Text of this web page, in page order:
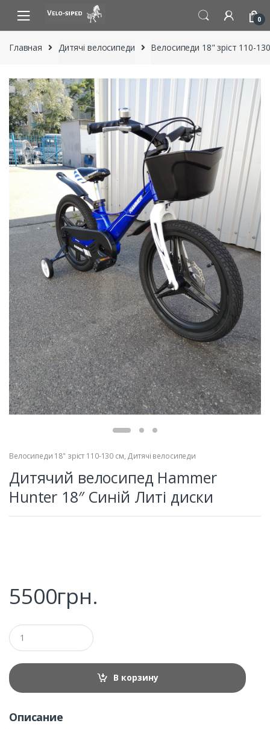
navigation
content
0
Главная Дитячі велосипеди Велосипеди 18" зріст 110-
Велосипеди 18" зріст 110-130 см, Дитячі велосипеди
Дитячий велосипед Hammer
Hunter 18″ Синій Литі диски
5500грн.
Q
u
a
t
i
В корзину
Описание